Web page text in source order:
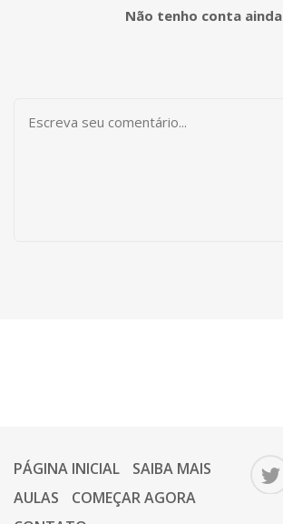
Não tenho conta ainda
PÁGINA INICIAL
SAIBA MAIS
AULAS
COMEÇAR AGORA